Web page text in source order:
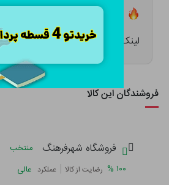
تعداد ۲۱ عدد در انبار موجود است
لینک کوتاه: sbp-41536
فروشندگان این کالا
فروشگاه شهرفرهنگ
منتخب
۱۰۰ % رضایت از کالا | عملکرد عالی